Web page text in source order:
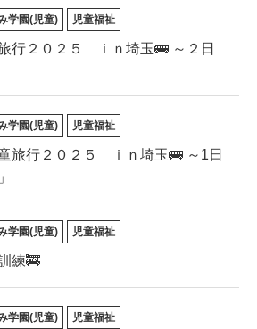
学園(児童) 児童福祉
行２０２５ ｉｎ埼玉🚌 ～２日
学園(児童) 児童福祉
童旅行２０２５ ｉｎ埼玉🚌 ～1日
学園(児童) 児童福祉
練🚒
学園(児童) 児童福祉